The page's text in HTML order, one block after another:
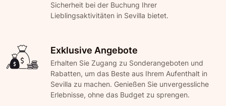
Sicherheit bei der Buchung Ihrer
Lieblingsaktivitäten in Sevilla bietet.
Exklusive Angebote
Erhalten Sie Zugang zu Sonderangeboten und
Rabatten, um das Beste aus Ihrem Aufenthalt in
Sevilla zu machen. Genießen Sie unvergessliche
Erlebnisse, ohne das Budget zu sprengen.